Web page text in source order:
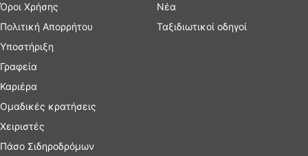
Όροι Χρήσης
Πολιτική Απορρήτου
Υποστήριξη
Γραφεία
Καριέρα
Ομαδικές κρατήσεις
Χειριστές
Πάσο Σιδηροδρόμων
Νέα
Ταξιδιωτικοί οδηγοί